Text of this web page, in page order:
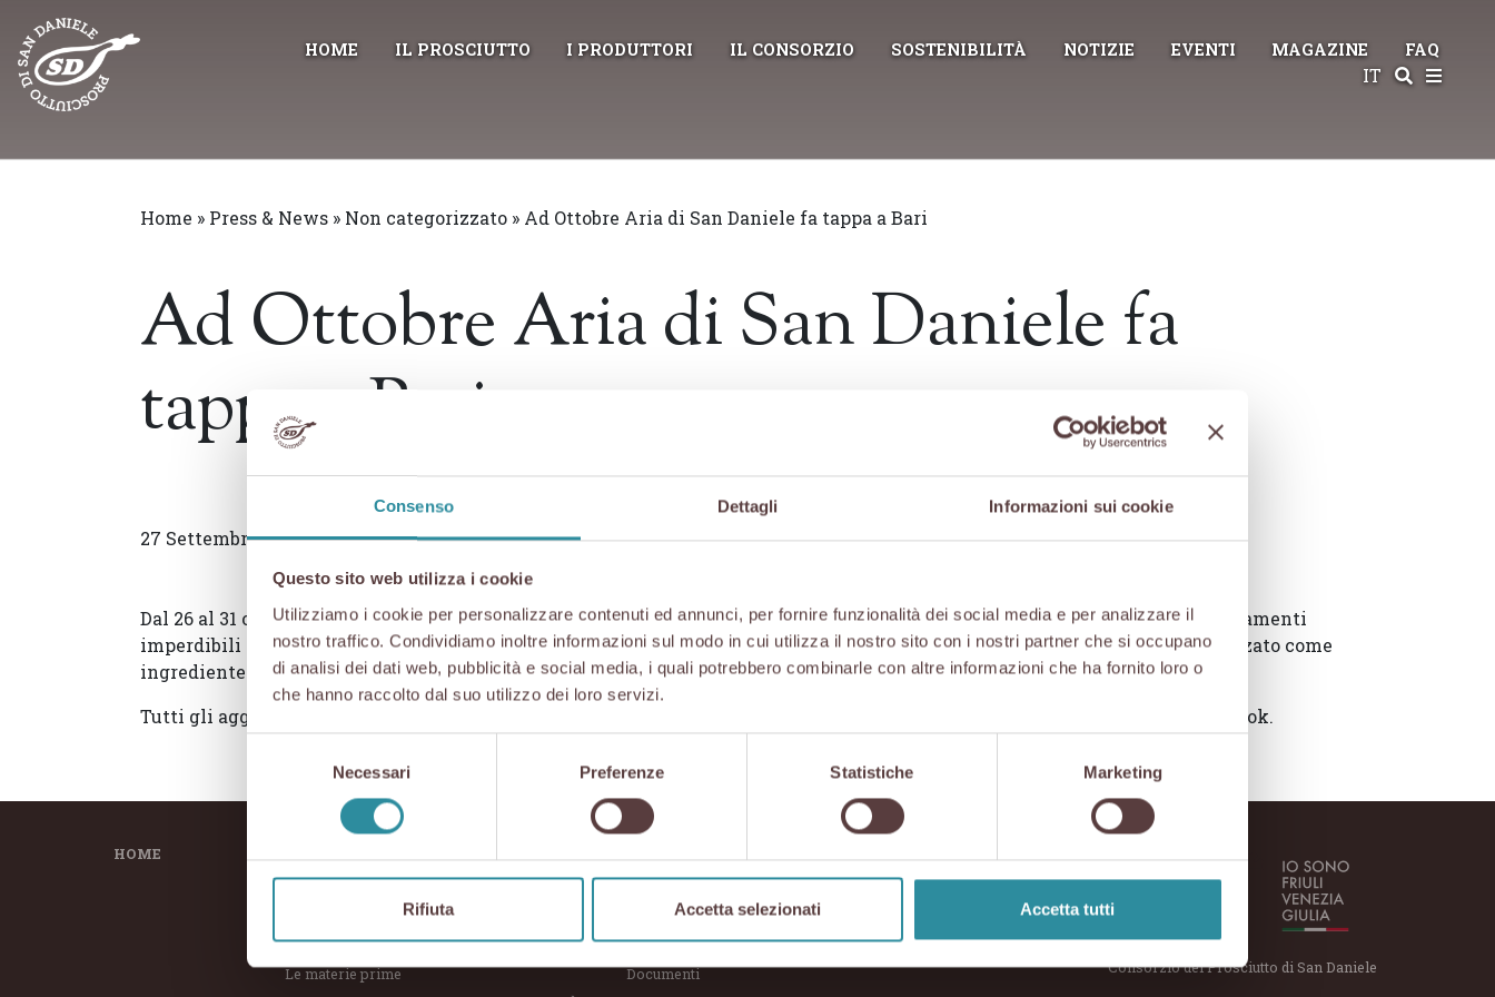
Consenso Dettagli Informazioni sui cookie
Questo sito web utilizza i cookie
Utilizziamo i cookie per personalizzare contenuti ed annunci, per fornire funzionalità dei social media e per analizzare il
nostro traffico. Condividiamo inoltre informazioni sul modo in cui utilizza il nostro sito con i nostri partner che si occupano
di analisi dei dati web, pubblicità e social media, i quali potrebbero combinarle con altre informazioni che ha fornito loro o
che hanno raccolto dal suo utilizzo dei loro servizi.
consenso
Necessari Preferenze Statistiche Marketing
Rifiuta Accetta selezionati Accetta tutti
content
HOME IL PROSCIUTTO I PRODUTTORI IL CONSORZIO SOSTENIBILITÀ NOTIZIE EVENTI MAGAZINE FAQ
IT
Home » Press & News » Non categorizzato » Ad Ottobre Aria di San Daniele fa tappa a Bari
Ad Ottobre Aria di San Daniele fa
tappa a Bari
27 Settembre 2018
Dal 26 al 31 ottobre Bari, una delle città di mare più belle del sud Italia accoglie il tour di “Aria di San Daniele”. Alcuni appuntamenti
imperdibili dedicati all’eccellenza friulana. Anche nelle serate-evento pugliesi, il Prosciutto di San Daniele DOP verrà utilizzato come
ingrediente di menù speciali, oppure affettato al momento con taglio a mano o sottilissimo con taglio a macchina.
Tutti gli aggiornamenti sul tour di
pagina Facebook.
HOME
Istruzioni per l’uso
Come riconoscerlo
Le materie prime
Shop online
Le attività
Governance
Documenti
Consorzio del Prosciutto di San Daniele